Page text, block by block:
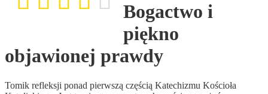
Bogactwo i
piękno
objawionej prawdy
Tomik refleksji ponad pierwszą częścią Katechizmu Kościoła